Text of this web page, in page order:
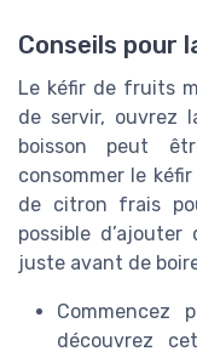
Conseils pour
Le kéfir de fruits
de servir, ouvrez
boisson peut
consommer le
de citron frais
possible
juste avant de
découvrez